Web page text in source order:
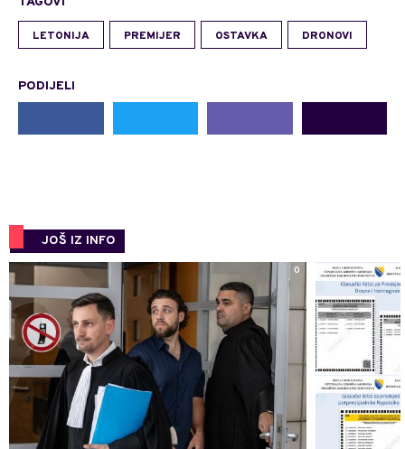
LETONIJA PREMIJER OSTAVKA DRONOVI
PODIJELI
JOŠ IZ INFO
0